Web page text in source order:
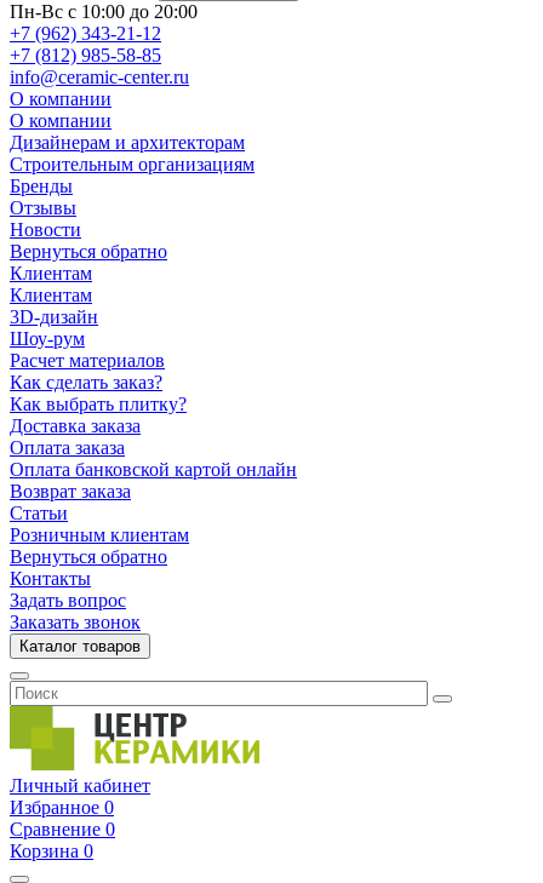
Пн-Вс с 10:00 до 20:00
+7 (962) 343-21-12
+7 (812) 985-58-85
info@ceramic-center.ru
О компании
О компании
Дизайнерам и архитекторам
Строительным организациям
Бренды
Отзывы
Новости
Вернуться обратно
Клиентам
Клиентам
3D-дизайн
Шоу-рум
Расчет материалов
Как сделать заказ?
Как выбрать плитку?
Доставка заказа
Оплата заказа
Оплата банковской картой онлайн
Возврат заказа
Статьи
Розничным клиентам
Вернуться обратно
Контакты
Задать вопрос
Заказать звонок
Каталог товаров
Личный кабинет
Избранное 0
Сравнение 0
Корзина 0